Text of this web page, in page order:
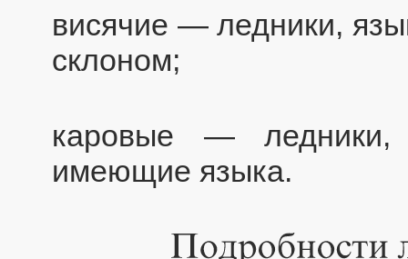
висячие — ледники,
склоном;
каровые —
имеющие языка.